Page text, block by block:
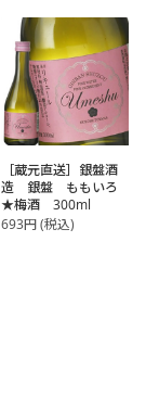
［蔵元直送］銀盤酒
造 銀盤 ももいろ
★梅酒 300ml
693円(税込)